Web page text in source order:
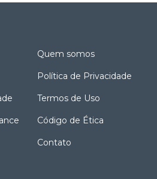
Quem somos
Política de Privacidade
Termos de Uso
Código de Ética
Contato